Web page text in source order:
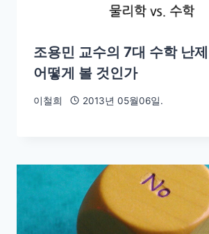
조용민 교수의 7대 수학 난
어떻게 볼 것인가
이철희 2013년 05월06일.